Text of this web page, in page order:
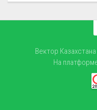
Вектор
На